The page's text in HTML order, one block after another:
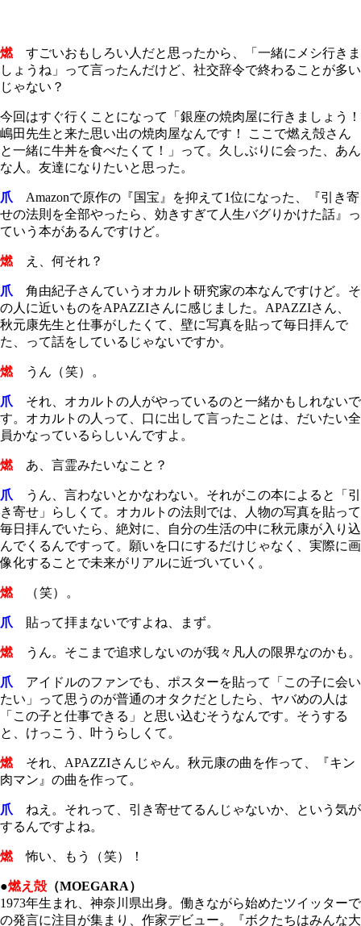
燃すごいおもしろい人だと思ったから、「一緒にメシ行きま
しょうね」って言ったんだけど、社交辞令で終わることが多い
じゃない？
今回はすぐ行くことになって「銀座の焼肉屋に行きましょう！
嶋田先生と来た思い出の焼肉屋なんです！ ここで燃え殻さん
と一緒に牛丼を食べたくて！」って。久しぶりに会った、あん
な人。友達になりたいと思った。
爪 Amazonで原作の『国宝』を抑えて1位になった、『引き寄
せの法則を全部やったら、効きすぎて人生バグりかけた話』っ
ていう本があるんですけど。
燃え、何それ？
爪 角由紀子さんていうオカルト研究家の本なんですけど。そ
の人に近いものをAPAZZIさんに感じました。APAZZIさん、
秋元康先生と仕事がしたくて、壁に写真を貼って毎日拝んで
た、って話をしているじゃないですか。
燃うん （笑） 。
爪 それ、オカルトの人がやっているのと一緒かもしれないで
す。オカルトの人って、口に出して言ったことは、だいたい全
員かなっているらしいんですよ。
燃あ、言霊みたいなこと？
爪
うん、言わないとかなわない。それがこの本によると「引
き寄せ」らしくて。オカルトの法則では、人物の写真を貼って
毎日拝んでいたら、絶対に、自分の生活の中に秋元康が入り込
んでくるんですって。願いを口にするだけじゃなく、実際に画
像化することで未来がリアルに近づいていく。
燃 （笑） 。
爪 貼って拝まないですよね、まず。
燃うん。そこまで追求しないのが我々凡人の限界なのかも。
爪 アイドルのファンでも、ポスターを貼って「この子に会い
たい」って思うのが普通のオタクだとしたら、ヤバめの人は
「この子と仕事できる」と思い込むそうなんです。そうする
と、けっこう、叶うらしくて。
燃それ、APAZZIさんじゃん。秋元康の曲を作って、『キン
肉マン』の曲を作って。
爪 ねえ。それって、引き寄せてるんじゃないか、という気が
するんですよね。
燃怖い、もう （笑） ！
●燃え殻（MOEGARA）
1973年生まれ、神奈川県出身。働きながら始めたツイッターで
の発言に注目が集まり、作家デビュー。『ボクたちはみんな大